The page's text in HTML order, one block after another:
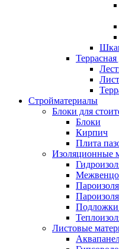
Стройматериалы
Блоки для
Блоки
Кирпич
Плита
Изоляционные
Подложки
Листовые